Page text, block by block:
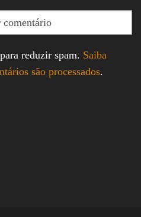
reduzir spam. Saiba
são processados.